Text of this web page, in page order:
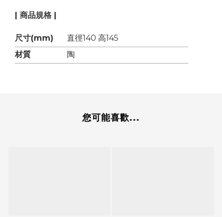
| 商品規格 |
尺寸(mm)
直徑140 高145
材質
陶
您可能喜歡...